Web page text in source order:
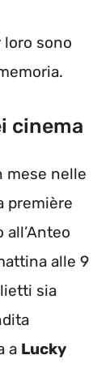
sono
cinema
mese nelle
première
all’Anteo
alle 9
sia
a Lucky